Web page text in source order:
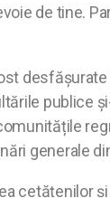
de tine.
publice
generale
cetățenilor